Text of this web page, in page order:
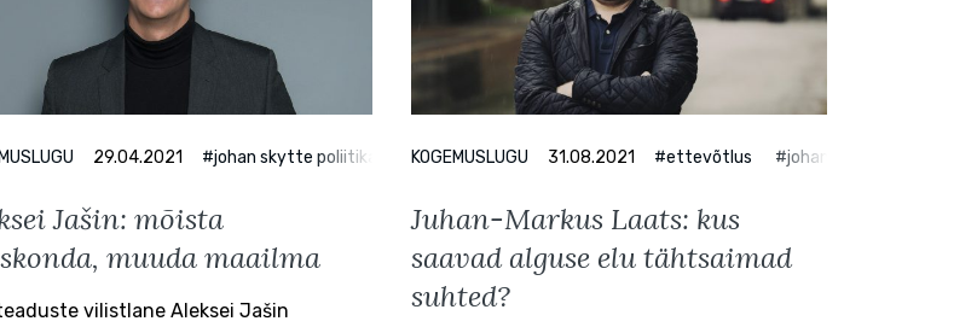
instituut #politoloogia
Jašin: mõista
muuda maailma
vilistlane Aleksei Jašin
29.04.2021 #johan skytte poliitikauuringute instituut #riigiteadused
Juhan-Markus Laats: kus
saavad alguse elu tähtsaimad
suhted?
KOGEMUSLUGU 31.08.2021 #ettevõtlus #johan skytte